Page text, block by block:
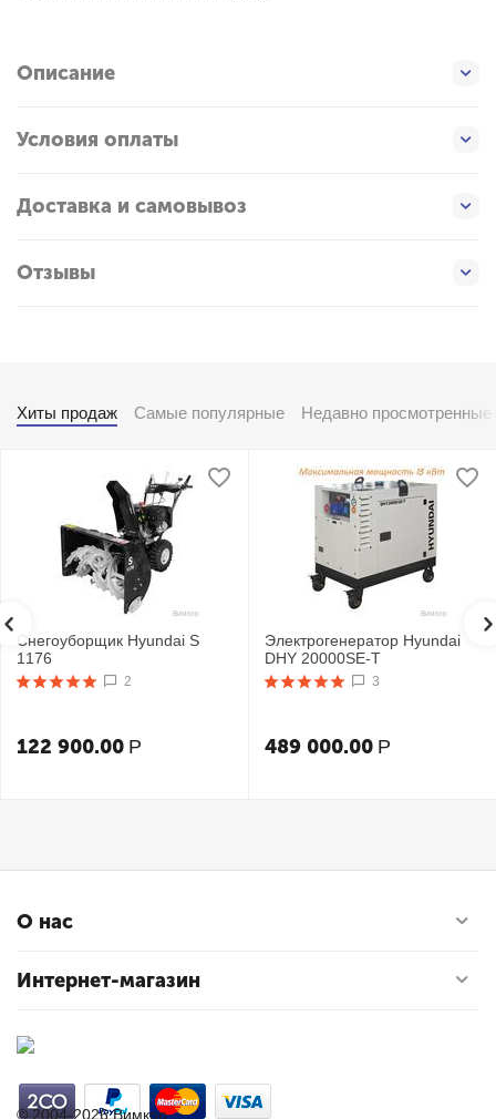
Описание
Условия оплаты
Доставка и самовывоз
Отзывы
Хиты продаж Самые популярные Недавно просмотренные
Снегоуборщик Hyundai S
1176
2
122 900.00 Р
Электрогенератор Hyundai
DHY 20000SE-T
3
489 000.00 Р
О нас
Интернет-магазин
© 2004-2026 Вимкор